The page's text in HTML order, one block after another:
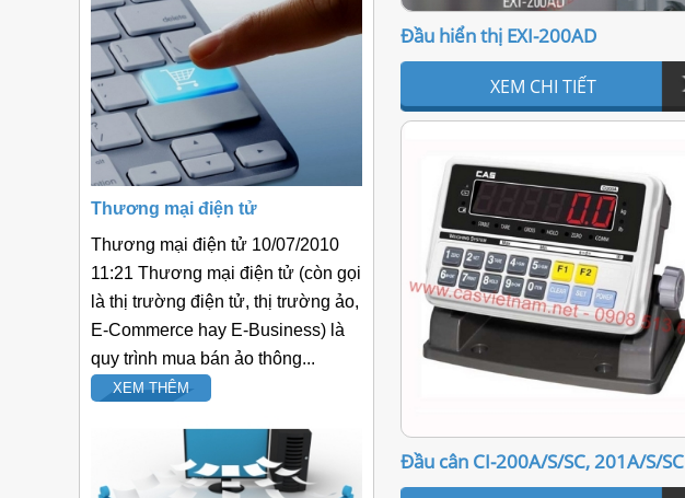
Thương mại điện tử
Thương mại điện tử 10/07/2010
11:21 Thương mại điện tử (còn gọi
là thị trường điện tử, thị trường ảo,
E-Commerce hay E-Business) là
quy trình mua bán ảo thông...
XEM THÊM
Đầu hiển thị EXI-200AD
XEM CHI TIẾT
Đầu cân CI-200A/S/SC, 201A/S/SC